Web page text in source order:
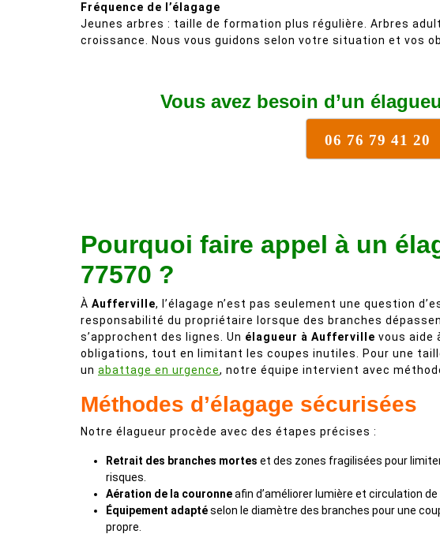
Fréquence de l’élagage
Jeunes arbres : taille de formation plus régulière. Arbres
croissance. Nous vous guidons selon votre situation et vos
Vous avez besoin d’un
06 76 79 41 20
Pourquoi faire appel à un
77570 ?
À Aufferville, l’élagage n’est pas seulement une question
responsabilité du propriétaire lorsque des branches
s’approchent des lignes. Un élagueur à Aufferville vous aide
obligations, tout en limitant les coupes inutiles. Pour une
un abattage en urgence, notre équipe intervient avec
Méthodes d’élagage sécurisées
Notre élagueur procède avec des étapes précises :
Retrait des branches mortes et des zones fragilisées pour
risques.
Aération de la couronneafin d’améliorer lumière et circulation de
Équipement adaptéselon le diamètre des branches pour une
propre.